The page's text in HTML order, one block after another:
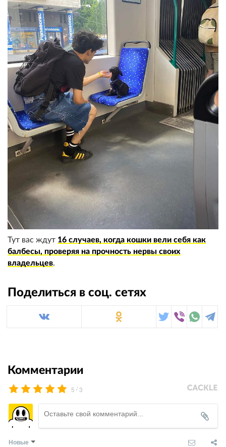
Тут вас ждут 16 случаев, когда кошки вели себя как
балбесы, проверяя на прочность нервы своих
владельцев.
Поделиться в соц. сетях
Комментарии
5 /3
Новые